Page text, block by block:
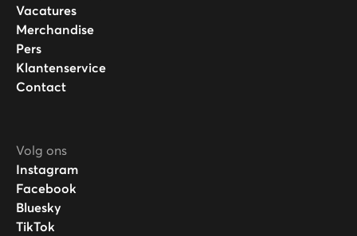
Vacatures
Merchandise
Pers
Klantenservice
Contact
Volg ons
Instagram
Facebook
Bluesky
TikTok